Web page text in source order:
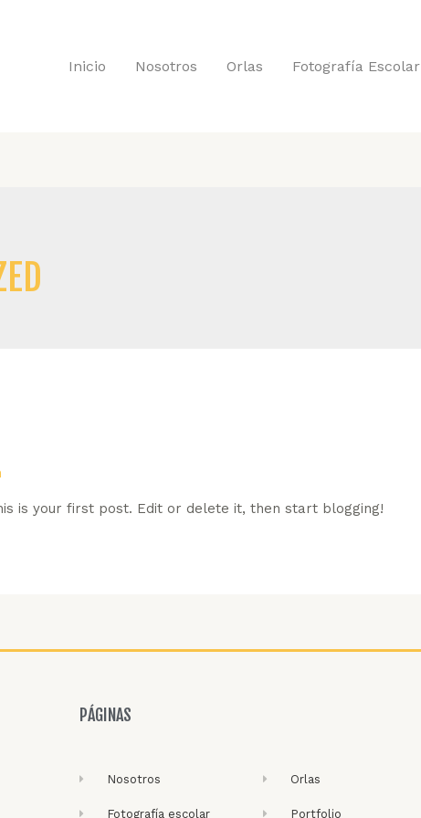
Inicio Nosotros Orlas Fotografía Escolar
is your first post. Edit or delete it, then start blogging!
PÁGINAS
Nosotros
Fotografía escolar
Orlas
Portfolio